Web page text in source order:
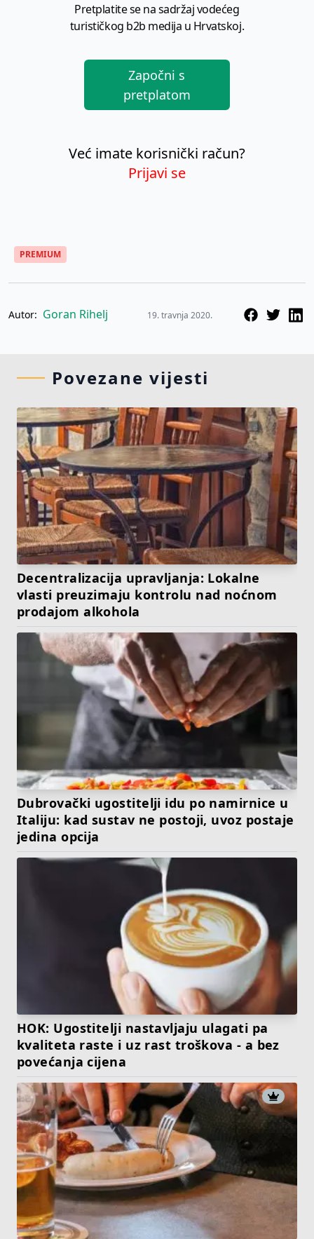
Pretplatite se na sadržaj vodećeg
turističkog b2b medija u Hrvatskoj.
Započni s
pretplatom
Već imate korisnički račun?
Prijavi se
PREMIUM
Autor: Goran Rihelj 19. travnja 2020.
Povezane vijesti
Decentralizacija upravljanja: Lokalne
vlasti preuzimaju kontrolu nad noćnom
prodajom alkohola
Dubrovački ugostitelji idu po namirnice u
Italiju: kad sustav ne postoji, uvoz postaje
jedina opcija
HOK: Ugostitelji nastavljaju ulagati pa
kvaliteta raste i uz rast troškova - a bez
povećanja cijena